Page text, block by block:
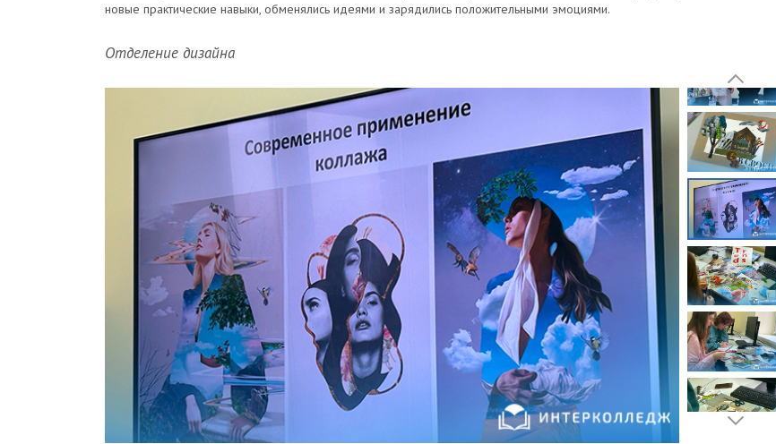
новые практические навыки, обменялись идеями и зарядились положительными эмоциями.
Отделение дизайна